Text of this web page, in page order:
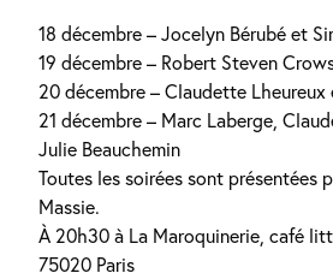
18 décembre – Jocelyn Bérubé et
19 décembre – Robert Steven
20 décembre – Claudette
21 décembre – Marc Laberge,
Julie Beauchemin
Toutes les soirées sont présentées
Massie.
À 20h30 à La Maroquinerie, café
75020 Paris